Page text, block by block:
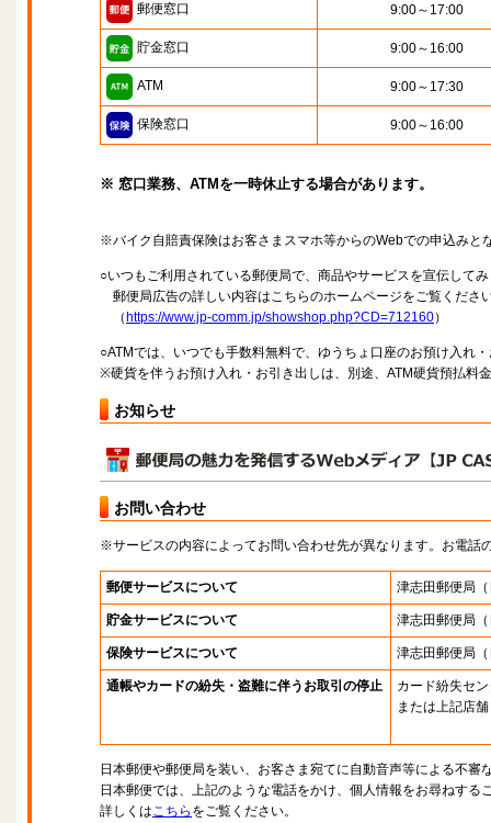
郵便窓口 9:00～17:00
貯金窓口 9:00～16:00
ATM 9:00～17:30
保険窓口 9:00～16:00
※ 窓口業務、ATMを一時休止する場合があります。
※バイク自賠責保険はお客さまスマホ等からのWebでの申込みと
○いつもご利用されている郵便局で、商品やサービスを宣伝して
郵便局広告の詳しい内容はこちらのホームページをご覧くださ
（ https://www.jp-comm.jp/showshop.php?CD=712160）
○ATMでは、いつでも手数料無料で、ゆうちょ口座のお預け入れ
※硬貨を伴うお預け入れ・お引き出しは、別途、ATM硬貨預払料
お知らせ
お問い合わせ
※サービスの内容によってお問い合わせ先が異なります。お電話
郵便サービスについて 津志田郵便局
貯金サービスについて 津志田郵便局
保険サービスについて 津志田郵便局
通帳やカードの紛失・盗難に伴うお取引の停止
カード紛失セ
または上記店舗
日本郵便や郵便局を装い、お客さま宛てに自動音声等による不審
日本郵便では、上記のような電話をかけ、個人情報をお尋ねする
詳しくはこちら をご覧ください。